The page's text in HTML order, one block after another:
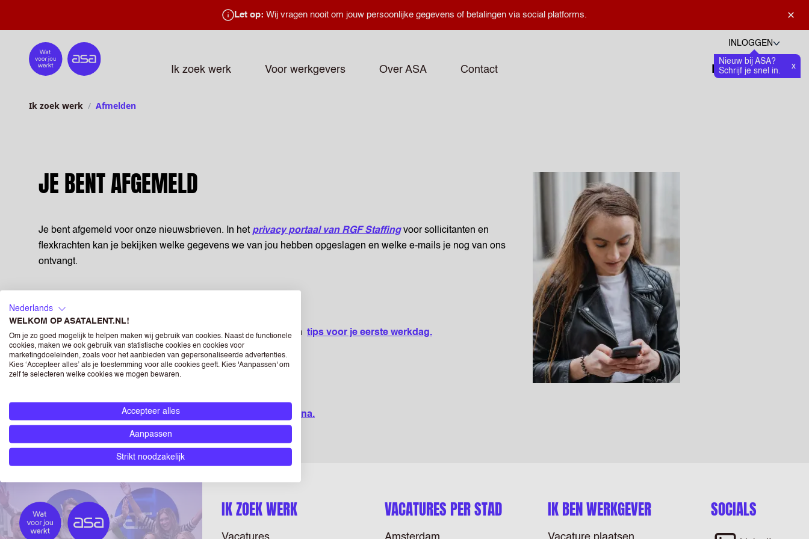
×
Let op: Wij vragen nooit om jouw persoonlijke gegevens of betalingen via social platforms.
Home
INLOGGEN
Nieuw bij ASA?
Schrijf je snel in.
x
Ik zoek werk Voor werkgevers Over ASA Contact
Talen
Zoeken openen
0
Ik zoek werk Afmelden
JE BENT AFGEMELD
Je bent afgemeld voor onze nieuwsbrieven. In het privacy portaal van RGF Staffingvoor sollicitanten en
flexkrachten kan je bekijken welke gegevens we van jou hebben opgeslagen en welke e-mails je nog van ons
ontvangt.
NU JE HIER TOCH BENT...
Oponze websitevind je trouwens ook veelsollicitatietips en tips voor je eerste werkdag.
Dan inspireren wij je graag. Bekijk snel onze werkgever pagina.
IK ZOEK WERK VACATURES PER STAD IK BEN WERKGEVER SOCIALS
Nederlands
WELKOM OP ASATALENT.NL!
Om je zo goed mogelijk te helpen maken wij gebruik van cookies. Naast de functionele
cookies, maken we ook gebruik van statistische cookies en cookies voor
marketingdoeleinden, zoals voor het aanbieden van gepersonaliseerde advertenties.
Kies ‘Accepteer alles’ als je toestemming voor alle cookies geeft. Kies 'Aanpassen' om
zelf te selecteren welke cookies we mogen bewaren.
Accepteer alles
Aanpassen
Strikt noodzakelijk